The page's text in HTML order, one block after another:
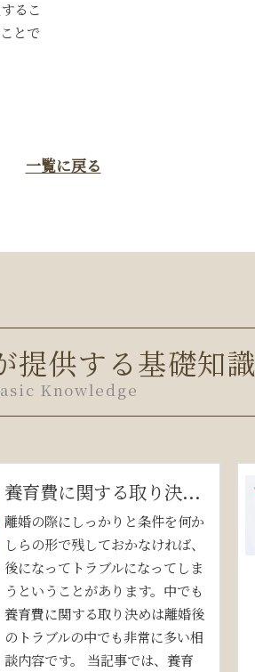
るこ
とで
一覧に戻る
提供する基礎知識
Knowledge
養育費に関する取り決...
離婚の際にしっかりと条件を何か
しらの形で残しておかなければ、
後になってトラブルになってしま
うということがあります。中でも
養育費に関する取り決めは離婚後
のトラブルの中でも非常に多い相
談内容です。 当記事では、養育